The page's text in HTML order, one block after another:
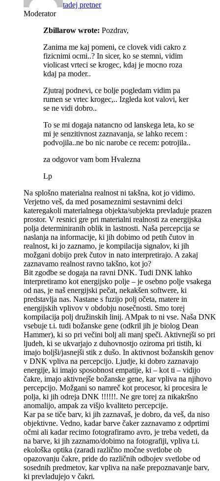
tadej pretner
Moderator
Zbillarow wrote: Pozdrav,
Zanima me kaj pomeni, ce clovek vidi cakro z
fizicnimi ocmi..? In sicer, ko se stemni, vidim
violicast vrteci se krogec, kdaj je mocno roza
kdaj pa moder..
Zjutraj podnevi, ce bolje pogledam vidim pa
rumen se vrtec krogec,.. Izgleda kot valovi, ker
se ne vidi dobro..
To se mi dogaja natancno od lanskega leta, ko se
mi je senzitivnost zaznavanja, se lahko recem :
podvojila..ne bo nic narobe ce recem: potrojila..
za odgovor vam bom Hvalezna
Lp
Na splošno materialna realnost ni takšna, kot jo vidimo.
Verjetno veš, da med posameznimi sestavnimi delci
kateregakoli materialnega objekta/subjekta prevladuje prazen
prostor. V resnici gre pri materialni realnosti za energijska
polja determiniranih oblik in lastnosti. Naša percepcija se
naslanja na informacije, ki jih dobimo od petih čutov in
realnost, ki jo zaznamo, je kompilacija signalov, ki jih
možgani dobijo prek čutov in nato interpretirajo. A zakaj
zaznavamo realnost ravno takšno, kot jo?
Bit zgodbe se dogaja na ravni DNK. Tudi DNK lahko
interpretiramo kot energijsko polje – je osebno polje vsakega
od nas, je naš energijski pečat, nekakšen softwere, ki
predstavlja nas. Nastane s fuzijo polj očeta, matere in
energijskih vplivov v obdobju nosečnosti. Smo torej
kompilacija polj družinskih linij. AMpak to ni vse. Naša DNK
vsebuje t.i. tudi božanske gene (odkril jih je biolog Dean
Hammer), ki so pri večini bolj ali manj speči. Aktivnejši so pri
ljudeh, ki se ukvarjajo z duhovnostjo oziroma pri tistih, ki
imajo boljši/jasnejši stik z dušo. In aktivnost božanskih genov
v DNK vpliva na percepcijo. Ljudje, ki dobro zaznavajo
energije, ki imajo sposobnost empatije, ki – kot ti – vidijo
čakre, imajo aktivnejše božanske gene, kar vpliva na njihovo
percepcijo. Možgani so namreč kot procesor, ki procesira le
polja, ki jih odreja DNK !!!!!!. Ne gre torej za nikakršno
anomalijo, ampak za višjo kvaliteto percepcije.
Kar pa se tiče barv, ki jih zaznavaš, je dobro, da veš, da niso
objektivne. Vedno, kadar barve čaker zaznavamo z odprtimi
očmi ali kadar recimo fotografiramo avro, je treba vedeti, da
na barve, ki jih zaznamo/dobimo na fotografiji, vpliva t.i.
ekološka optika (zaradi različno močne svetlobe ob
opazovanju čakre, pride do različnih odbojev svetlobe od
sosednih predmetov, kar vpliva na naše prepoznavanje barv,
ki prevladujejo v čakri.